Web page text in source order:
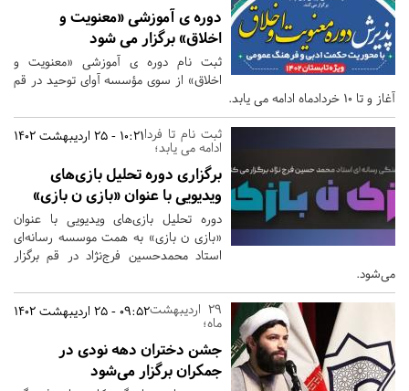
دوره ی آموزشی «معنویت و
اخلاق» برگزار می شود
ثبت نام دوره ی آموزشی «معنویت و
اخلاق» از سوی مؤسسه آوای توحید در قم
آغاز و تا 10 خردادماه ادامه می یابد.
10:21 - 25 اردیبهشت 1402ثبت نام تا فردا
ادامه می یابد؛
برگزاری دوره تحلیل بازی‌های
ویدیویی با عنوان «بازی ن بازی»
دوره تحلیل بازی‌های ویدیویی با عنوان
«بازی ن بازی» به همت موسسه رسانه‌ای
استاد محمدحسین فرج‌نژاد در قم برگزار
می‌شود.
09:52 - 25 اردیبهشت 140229 اردیبهشت
ماه؛
جشن دختران دهه نودی در
جمکران برگزار می‌شود